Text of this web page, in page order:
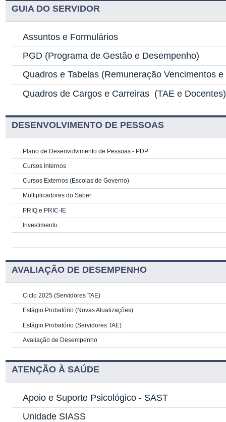
GUIA DO SERVIDOR
Assuntos e Formulários
PGD (Programa de Gestão e Desempenho)
Quadros e Tabelas (Remuneração Vencimentos
Quadros de Cargos e Carreiras (TAE e Docentes)
DESENVOLVIMENTO DE PESSOAS
Plano de Desenvolvimento de Pessoas - PDP
Cursos Internos
Cursos Externos (Escolas de Governo)
Multiplicadores do Saber
PRIQ e PRIC-IE
Investimento
AVALIAÇÃO DE DESEMPENHO
Ciclo 2025 (Servidores TAE)
Estágio Probatório (Novas Atualizações)
Estágio Probatório (Servidores TAE)
Avaliação de Desempenho
ATENÇÃO À SAÚDE
Apoio e Suporte Psicológico - SAST
Unidade SIASS